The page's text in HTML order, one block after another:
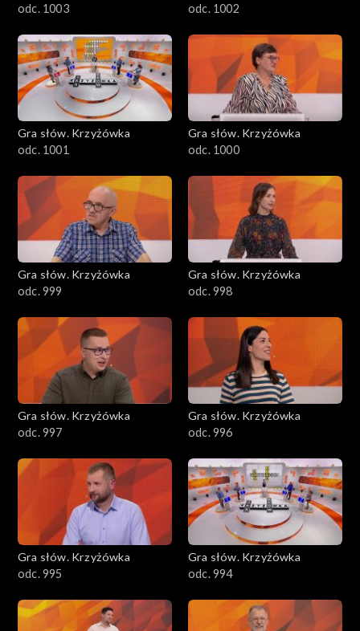
odc. 1003
odc. 1002
Gra słów. Krzyżówka
odc. 1001
Gra słów. Krzyżówka
odc. 1000
Gra słów. Krzyżówka
odc. 999
Gra słów. Krzyżówka
odc. 998
Gra słów. Krzyżówka
odc. 997
Gra słów. Krzyżówka
odc. 996
Gra słów. Krzyżówka
odc. 995
Gra słów. Krzyżówka
odc. 994